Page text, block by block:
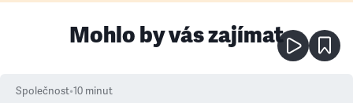
Mohlo by vás zajímat
Společnost•10 minut